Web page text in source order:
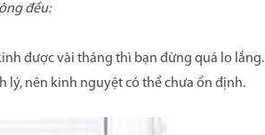
đều:
được vài tháng thì bạn đừng quá lo lắng.
lý, nên kinh nguyệt có thể chưa ổn định.